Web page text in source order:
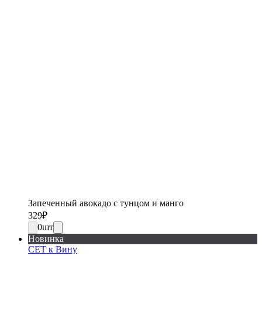
Запеченный авокадо с тунцом и манго
329₽
0шт
Новинка
СЕТ к Вину